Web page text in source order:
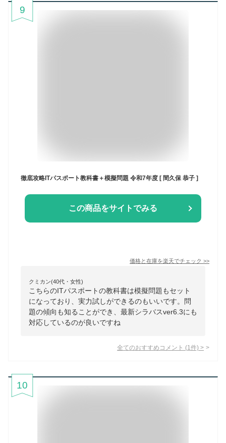
9
徹底攻略ITパスポート教科書＋模擬問題 令和7年度 [ 間久保 恭子 ]
この商品をサイトでみる
価格と在庫を楽天でチェック >>
クミカン(40代・女性)
こちらのITパスポートの教科書は模擬問題もセット
になっており、実力試しができるのもいいです。問
題の傾向も知ることができ、最新シラバスver6.3にも
対応しているのが良いですね
全てのおすすめコメント (1 件) >
10